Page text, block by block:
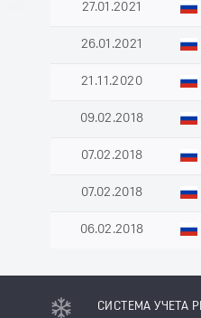
27.01.2021
26.01.2021
21.11.2020
09.02.2018
07.02.2018
07.02.2018
06.02.2018
СИСТЕМА УЧЕТА